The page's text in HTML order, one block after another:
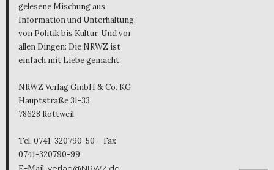
gelesene Mischung aus
Information und Unterhaltung,
von Politik bis Kultur. Und vor
allen Dingen: Die NRWZ ist
einfach mit Liebe gemacht.
NRWZ Verlag GmbH & Co. KG
Hauptstraße 31-33
78628 Rottweil
Tel. 0741-320790-50 – Fax
0741-320790-99
verlag@NRWZ.de